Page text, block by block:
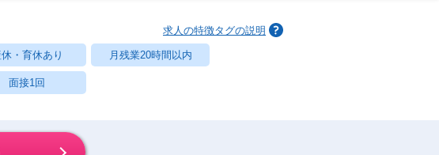
求人の特徴タグの説明
休・育休あり 月残業20時間以内
面接1回